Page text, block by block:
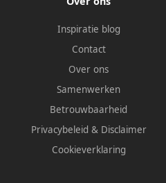
Inspiratie blog
Contact
Over ons
Samenwerken
Betrouwbaarheid
Privacybeleid & Disclaimer
Cookieverklaring